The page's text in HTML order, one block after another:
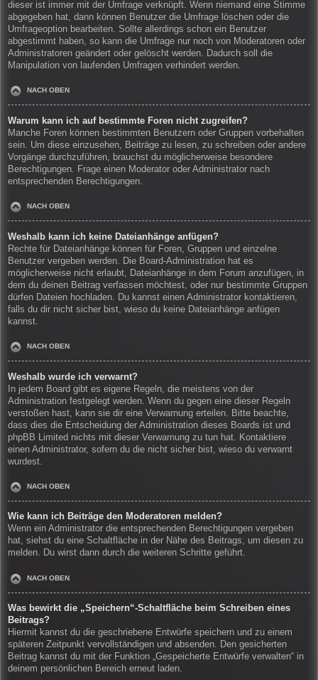
dieser ist immer mit der Umfrage verknüpft. Wenn niemand eine Stimme
abgegeben hat, dann können Benutzer die Umfrage löschen oder die
Umfrageoption bearbeiten. Sollte allerdings schon ein Benutzer
abgestimmt haben, so kann die Umfrage nur noch von Moderatoren oder
Administratoren geändert oder gelöscht werden. Dadurch soll die
Manipulation von laufenden Umfragen verhindert werden.
NACH OBEN
Warum kann ich auf bestimmte Foren nicht zugreifen?
Manche Foren können bestimmten Benutzern oder Gruppen vorbehalten
sein. Um diese einzusehen, Beiträge zu lesen, zu schreiben oder andere
Vorgänge durchzuführen, brauchst du möglicherweise besondere
Berechtigungen. Frage einen Moderator oder Administrator nach
entsprechenden Berechtigungen.
NACH OBEN
Weshalb kann ich keine Dateianhänge anfügen?
Rechte für Dateianhänge können für Foren, Gruppen und einzelne
Benutzer vergeben werden. Die Board-Administration hat es
möglicherweise nicht erlaubt, Dateianhänge in dem Forum anzufügen, in
dem du deinen Beitrag verfassen möchtest, oder nur bestimmte Gruppen
dürfen Dateien hochladen. Du kannst einen Administrator kontaktieren,
falls du dir nicht sicher bist, wieso du keine Dateianhänge anfügen
kannst.
NACH OBEN
Weshalb wurde ich verwarnt?
In jedem Board gibt es eigene Regeln, die meistens von der
Administration festgelegt werden. Wenn du gegen eine dieser Regeln
verstoßen hast, kann sie dir eine Verwarnung erteilen. Bitte beachte,
dass dies die Entscheidung der Administration dieses Boards ist und
phpBB Limited nichts mit dieser Verwarnung zu tun hat. Kontaktiere
einen Administrator, sofern du die nicht sicher bist, wieso du verwarnt
wurdest.
NACH OBEN
Wie kann ich Beiträge den Moderatoren melden?
Wenn ein Administrator die entsprechenden Berechtigungen vergeben
hat, siehst du eine Schaltfläche in der Nähe des Beitrags, um diesen zu
melden. Du wirst dann durch die weiteren Schritte geführt.
NACH OBEN
Was bewirkt die „Speichern“-Schaltfläche beim Schreiben eines
Beitrags?
Hiermit kannst du die geschriebene Entwürfe speichern und zu einem
späteren Zeitpunkt vervollständigen und absenden. Den gesicherten
Beitrag kannst du mit der Funktion „Gespeicherte Entwürfe verwalten“ in
deinem persönlichen Bereich erneut laden.